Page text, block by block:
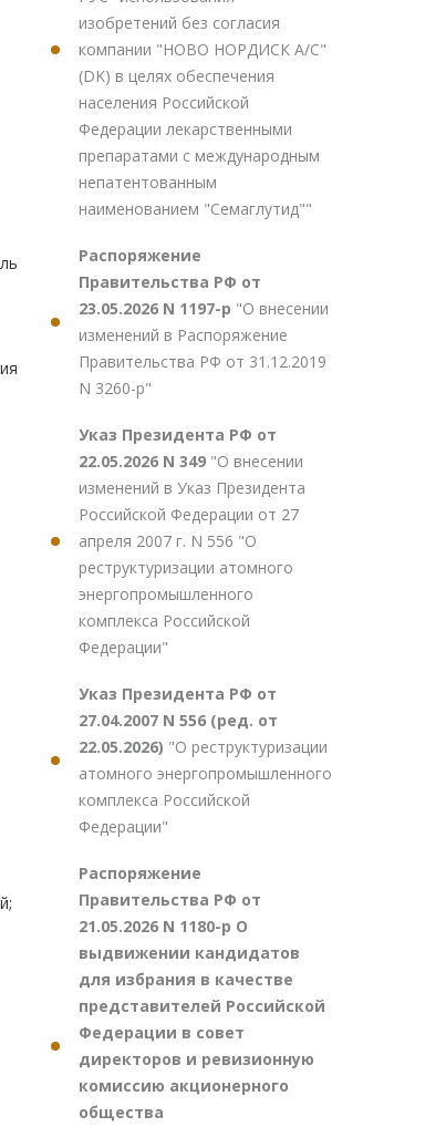
изобретений без согласия
компании "НОВО НОРДИСК А/С"
(DK) в целях обеспечения
населения Российской
Федерации лекарственными
препаратами с международным
непатентованным
наименованием "Семаглутид""
Распоряжение
Правительства РФ от
23.05.2026 N 1197-р "О внесении
изменений в Распоряжение
Правительства РФ от 31.12.2019
N 3260-р"
Указ Президента РФ от
22.05.2026 N 349 "О внесении
изменений в Указ Президента
Российской Федерации от 27
апреля 2007 г. N 556 "О
реструктуризации атомного
энергопромышленного
комплекса Российской
Федерации"
Указ Президента РФ от
27.04.2007 N 556 (ред. от
22.05.2026) "О реструктуризации
атомного энергопромышленного
комплекса Российской
Федерации"
Распоряжение
Правительства РФ от
21.05.2026 N 1180-р О
выдвижении кандидатов
для избрания в качестве
представителей Российской
Федерации в совет
директоров и ревизионную
комиссию акционерного
общества